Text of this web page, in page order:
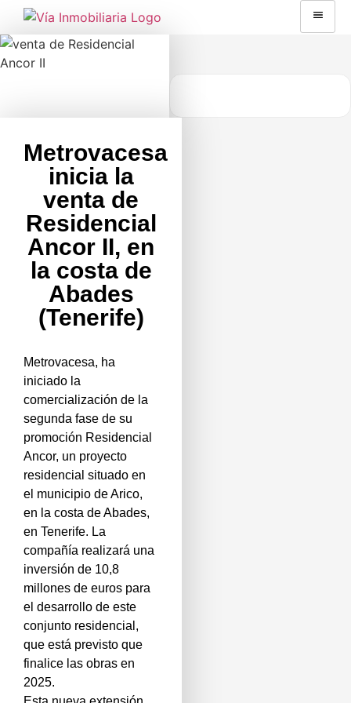
Metrovacesa
inicia la
venta de
Residencial
Ancor II, en
la costa de
Abades
(Tenerife)
Metrovacesa, ha
iniciado la
comercialización de la
segunda fase de su
promoción Residencial
Ancor, un proyecto
residencial situado en
el municipio de Arico,
en la costa de Abades,
en Tenerife. La
compañía realizará una
inversión de 10,8
millones de euros para
el desarrollo de este
conjunto residencial,
que está previsto que
finalice las obras en
2025.